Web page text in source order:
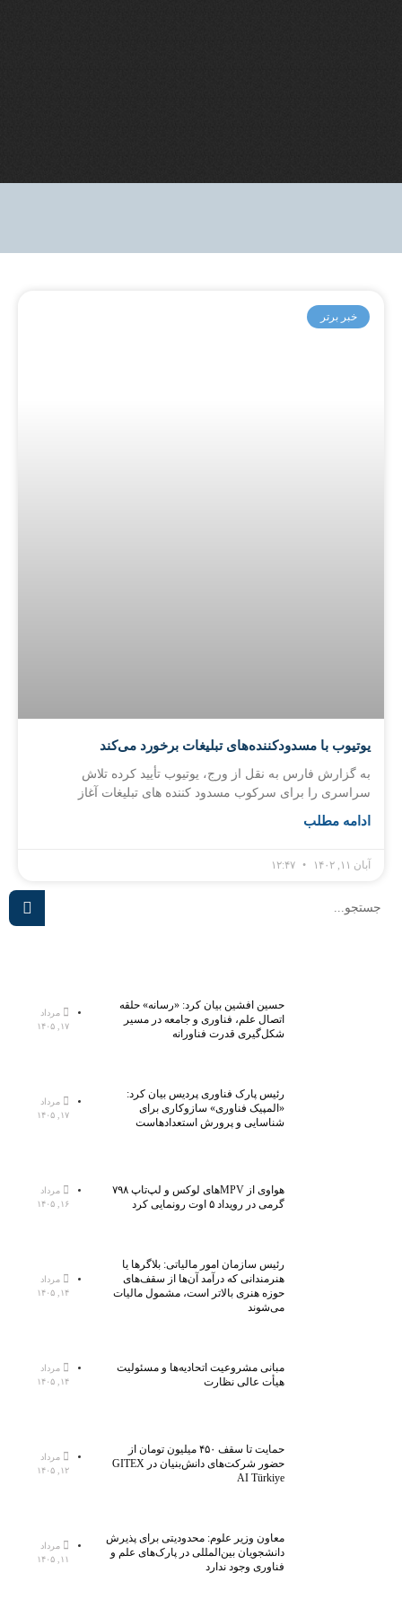
خبر برتر
یوتیوب با مسدودکننده‌های تبلیغات برخورد می‌کند
به گزارش فارس به نقل از ورج، یوتیوب تأیید کرده تلاش
سراسری را برای سرکوب مسدود کننده های تبلیغات آغاز
ادامه مطلب
آبان ۱۱, ۱۴۰۲
حسین افشین بیان کرد: «رسانه» حلقه
اتصال علم، فناوری و جامعه در مسیر
شکل‌گیری قدرت فناورانه
مرداد
۱۷, ۱۴۰۵
رئیس پارک فناوری پردیس بیان کرد:
«المپیک فناوری» سازوکاری برای
شناسایی و پرورش استعدادهاست
مرداد
۱۷, ۱۴۰۵
هواوی از MPVهای لوکس و لپ‌تاپ ۷۹۸
گرمی در رویداد ۵ اوت رونمایی کرد
مرداد
۱۶, ۱۴۰۵
رئیس سازمان امور مالیاتی: بلاگر‌ها یا
هنرمندانی که درآمد آن‌ها از سقف‌های
حوزه هنری بالاتر است، مشمول مالیات
می‌شوند
مرداد
۱۴, ۱۴۰۵
مبانی مشروعیت اتحادیه‌ها و مسئولیت
هیأت عالی نظارت
مرداد
۱۴, ۱۴۰۵
حمایت تا سقف ۴۵۰ میلیون تومان از
حضور شرکت‌های دانش‌بنیان در GITEX
AI Türkiye
مرداد
۱۲, ۱۴۰۵
معاون وزیر علوم: محدودیتی برای پذیرش
دانشجویان بین‌المللی در پارک‌های علم و
فناوری وجود ندارد
مرداد
۱۱, ۱۴۰۵